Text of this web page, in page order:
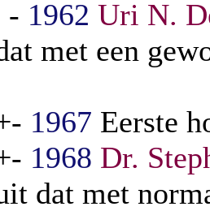
- 1962 Uri N.
met een
1967 Eerste
1968 Dr.
dat met